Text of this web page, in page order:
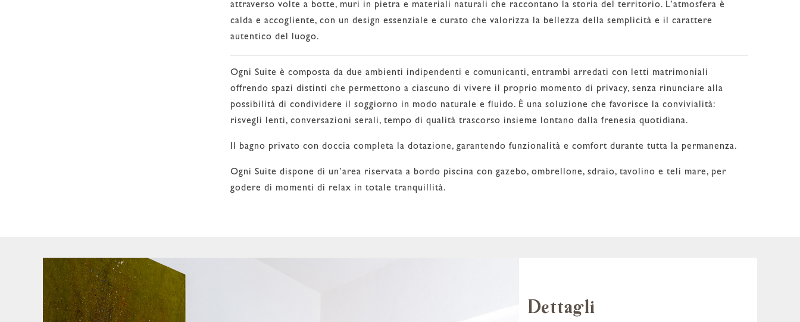
attraverso volte a botte, muri in pietra e materiali naturali che raccontano la storia del territorio. L’atmosfera è
calda e accogliente, con un design essenziale e curato che valorizza la bellezza della semplicità e il carattere
autentico del luogo.
Ogni Suite è composta da due ambienti indipendenti e comunicanti, entrambi arredati con letti matrimoniali
offrendo spazi distinti che permettono a ciascuno di vivere il proprio momento di privacy, senza rinunciare alla
possibilità di condividere il soggiorno in modo naturale e fluido. È una soluzione che favorisce la convivialità:
risvegli lenti, conversazioni serali, tempo di qualità trascorso insieme lontano dalla frenesia quotidiana.
Il bagno privato con doccia completa la dotazione, garantendo funzionalità e comfort durante tutta la permanenza.
Ogni Suite dispone di un’area riservata a bordo piscina con gazebo, ombrellone, sdraio, tavolino e teli mare, per
godere di momenti di relax in totale tranquillità.
Dettagli